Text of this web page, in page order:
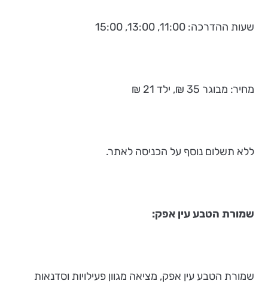
שעות ההדרכה: 11:00, 13:00, 15:00
מחיר: מבוגר 35 ₪, ילד 21 ₪
ללא תשלום נוסף על הכניסה לאתר.
שמורת הטבע עין אפק:
שמורת הטבע עין אפק, מציאה מגוון פעילויות וסדנאות